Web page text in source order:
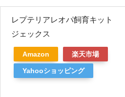
レプテリアレオパ飼育キット
ジェックス
Amazon 楽天市場
Yahooショッピング